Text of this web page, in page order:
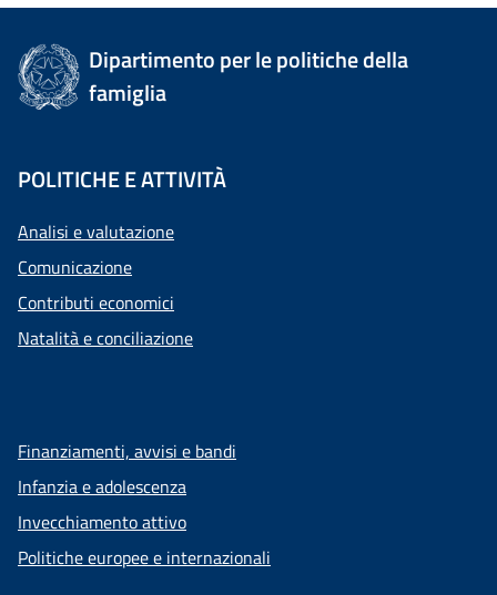
Dipartimento per le politiche della
famiglia
POLITICHE E ATTIVITÀ
Analisi e valutazione
Comunicazione
Contributi economici
Natalità e conciliazione
Finanziamenti, avvisi e bandi
Infanzia e adolescenza
Invecchiamento attivo
Politiche europee e internazionali